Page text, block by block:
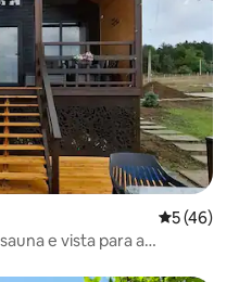
5 de uma
5 (46)
e vista para a